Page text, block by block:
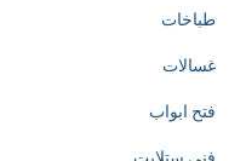
طباخات
غسالات
فتح ابواب
فني ستلايت